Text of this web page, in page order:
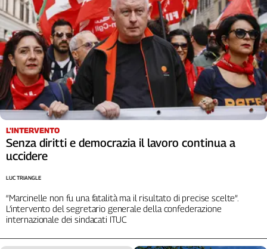
Liguria
Lombardia
Marche
Piemonte
Puglia
Sardegna
Sicilia
Toscana
Trentino
Umbria
Valle
Archivio
Storico
L'INTERVENTO
Senza diritti e democrazia il lavoro continua a
uccidere
“Marcinelle non fu una fatalità ma il risultato di precise scelte”.
L’intervento del segretario generale della confederazione
internazionale dei sindacati ITUC
LUC TRIANGLE